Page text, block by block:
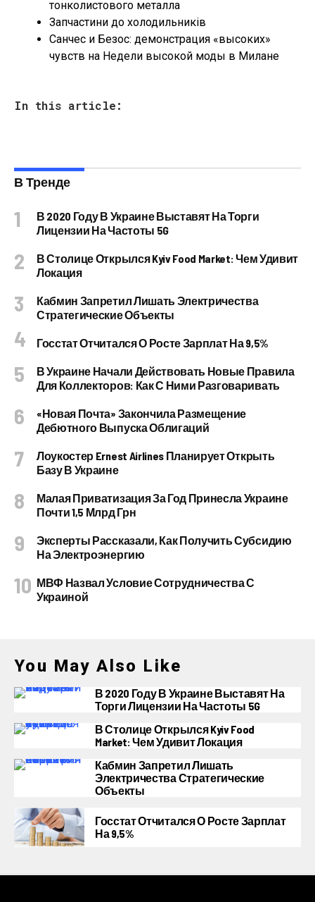
тонколистового металла
Запчастини до холодильників
Санчес и Безос: демонстрация «высоких»
чувств на Недели высокой моды в Милане
In this article:
В Тренде
В 2020 Году В Украине Выставят На Торги
Лицензии На Частоты 5G
В Столице Открылся Kyiv Food Market: Чем Удивит
Локация
Кабмин Запретил Лишать Электричества
Стратегические Объекты
Госстат Отчитался О Росте Зарплат На 9,5%
В Украине Начали Действовать Новые Правила
Для Коллекторов: Как С Ними Разговаривать
«Новая Почта» Закончила Размещение
Дебютного Выпуска Облигаций
Лоукостер Ernest Airlines Планирует Открыть
Базу В Украине
Малая Приватизация За Год Принесла Украине
Почти 1,5 Млрд Грн
Эксперты Рассказали, Как Получить Субсидию
На Электроэнергию
МВФ Назвал Условие Сотрудничества С
Украиной
You May Also Like
В 2020 Году В Украине Выставят На
Торги Лицензии На Частоты 5G
В Столице Открылся Kyiv Food
Market: Чем Удивит Локация
Кабмин Запретил Лишать
Электричества Стратегические
Объекты
Госстат Отчитался О Росте Зарплат
На 9,5%